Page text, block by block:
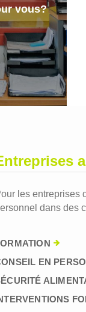
vous?
les entreprises
dans des
EN